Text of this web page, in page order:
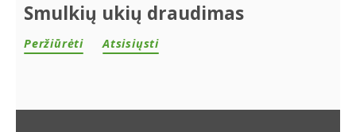
Smulkių ukių draudimas
Peržiūrėti Atsisiųsti